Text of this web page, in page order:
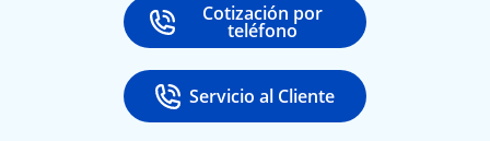
Call
Cotización por
teléfono
at
Call
Servicio al Cliente
at 888-531-6720